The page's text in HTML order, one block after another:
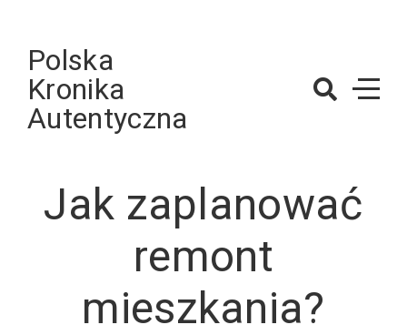
contentPolska
Kronika
Autentyczna
Jak zaplanować
remont
mieszkania?